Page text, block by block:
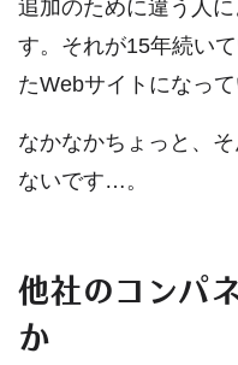
追加のために違う人
す。それが15年続い
たWebサイトになっ
なかなかちょっと、
ないです…。
他社のコンパ
か